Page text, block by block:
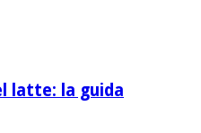
latte: la guida